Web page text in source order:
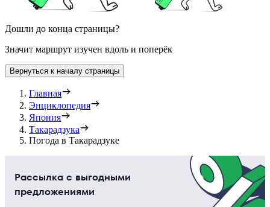
Дошли до конца страницы?
Значит маршрут изучен вдоль и поперёк
Вернуться к началу страницы
Главная
Энциклопедия
Япония
Такарадзука
Погода в Такарадзуке
Рассылка с выгодными
предложениями